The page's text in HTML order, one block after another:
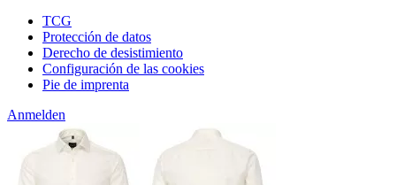
TCG
Protección de datos
Derecho de desistimiento
Configuración de las cookies
Pie de imprenta
Anmelden